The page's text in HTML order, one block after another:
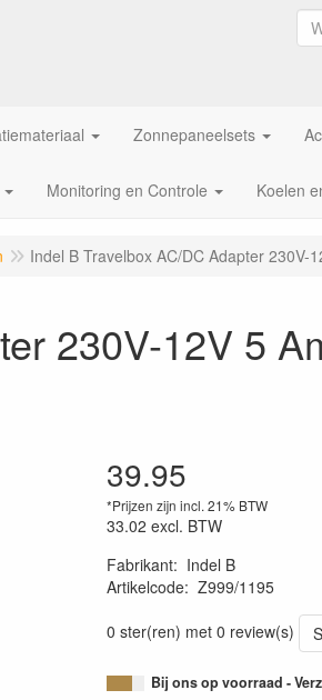
Zonnepaneelsets
Monitoring en Controle Koelen
Indel B Travelbox AC/DC Adapter 230V-
230V-12V 5
39.95
*Prijzen zijn incl. 21% BTW
33.02 excl. BTW
Fabrikant: Indel B
Artikelcode: Z999/1195
0 ster(ren) met 0 review(s)
Bij ons op voorraad -